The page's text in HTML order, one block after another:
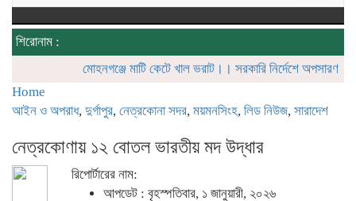
শিরোনাম :
মোহনগঞ্জে মাটি কেটে খাল ভরাট।। সরকারি নির্দেশে অপসারণ শুরু
Home
আইন ও অপরাধ, দুর্গাপুর, নেত্রকোনা সদর, ময়মনসিংহ, লিড নিউজ, সারাদেশ
নেত্রকোণায় ১২ বোতল ভারতীয় মদ উদ্ধার
রিপোর্টারের নাম:
আপডেট : বৃহস্পতিবার, ১ জানুয়ারী, ২০২৬